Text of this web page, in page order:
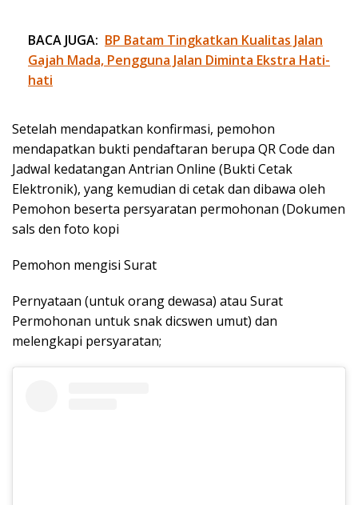
BACA JUGA: BP Batam Tingkatkan Kualitas Jalan
Gajah Mada, Pengguna Jalan Diminta Ekstra Hati-
hati
Setelah mendapatkan konfirmasi, pemohon
mendapatkan bukti pendaftaran berupa QR Code dan
Jadwal kedatangan Antrian Online (Bukti Cetak
Elektronik), yang kemudian di cetak dan dibawa oleh
Pemohon beserta persyaratan permohonan (Dokumen
sals den foto kopi
Pemohon mengisi Surat
Pernyataan (untuk orang dewasa) atau Surat
Permohonan untuk snak dicswen umut) dan
melengkapi persyaratan;